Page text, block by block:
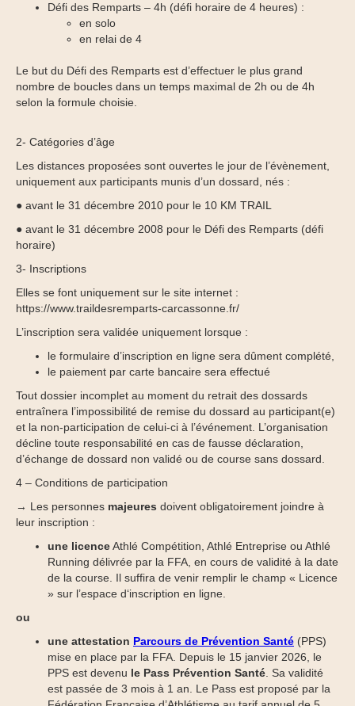
Défi des Remparts – 4h (défi horaire de 4 heures) :
en solo
en relai de 4
Le but du Défi des Remparts est d’effectuer le plus grand
nombre de boucles dans un temps maximal de 2h ou de 4h
selon la formule choisie.
2- Catégories d’âge
Les distances proposées sont ouvertes le jour de l’évènement,
uniquement aux participants munis d’un dossard, nés :
● avant le 31 décembre 2010 pour le 10 KM TRAIL
● avant le 31 décembre 2008 pour le Défi des Remparts (défi
horaire)
3- Inscriptions
Elles se font uniquement sur le site internet :
https://www.traildesremparts-carcassonne.fr/
L’inscription sera validée uniquement lorsque :
le formulaire d’inscription en ligne sera dûment complété,
le paiement par carte bancaire sera effectué
Tout dossier incomplet au moment du retrait des dossards
entraînera l’impossibilité de remise du dossard au participant(e)
et la non-participation de celui-ci à l’événement. L’organisation
décline toute responsabilité en cas de fausse déclaration,
d’échange de dossard non validé ou de course sans dossard.
4 – Conditions de participation
→ Les personnes majeures doivent obligatoirement joindre à
leur inscription :
une licenceAthlé Compétition, Athlé Entreprise ou Athlé
Running délivrée par la FFA, en cours de validité à la date
de la course. Il suffira de venir remplir le champ « Licence
» sur l’espace d‘inscription en ligne.
ou
une attestation Parcours de Prévention Santé (PPS)
mise en place par la FFA. Depuis le 15 janvier 2026, le
PPS est devenu le Pass Prévention Santé . Sa validité
est passée de 3 mois à 1 an. Le Pass est proposé par la